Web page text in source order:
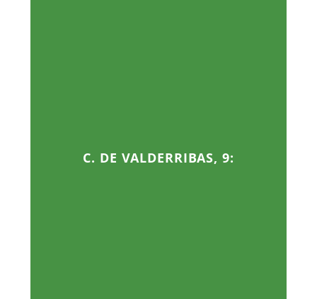
C. DE VALDERRIBAS, 9: